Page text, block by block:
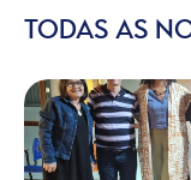
TODAS AS